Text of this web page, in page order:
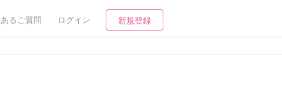
るご質問 ログイン 新規登録